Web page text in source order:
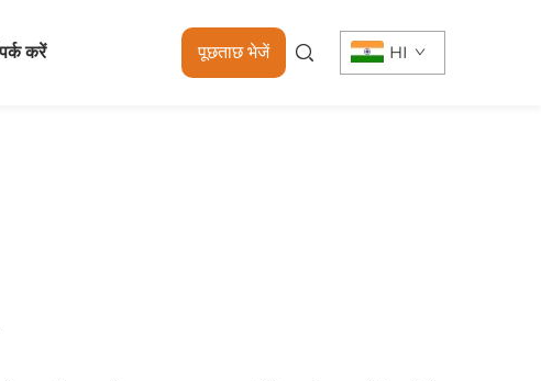
करें पूछताछ भेजें HI